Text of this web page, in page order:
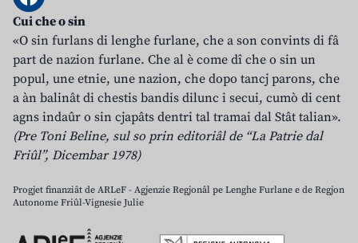
Cui che o sin
«O sin furlans di lenghe furlane, che a son convints di fâ
part de nazion furlane. Che al è come dî che o sin un
popul, une etnie, une nazion, che dopo tancj parons, che
a àn balinât di chestis bandis dilunc i secui, cumò di cent
agns indaûr o sin cjapâts dentri tal tramai dal Stât talian».
(Pre Toni Beline, sul so prin editoriâl de “La Patrie dal
Friûl”, Dicembar 1978)
Progjet finanziât de ARLeF - Agjenzie Regjonâl pe Lenghe Furlane e de Regjon
Autonome Friûl-Vignesie Julie